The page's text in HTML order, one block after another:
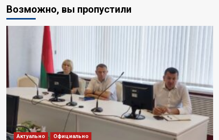
Возможно, вы пропустили
Актуально Официально